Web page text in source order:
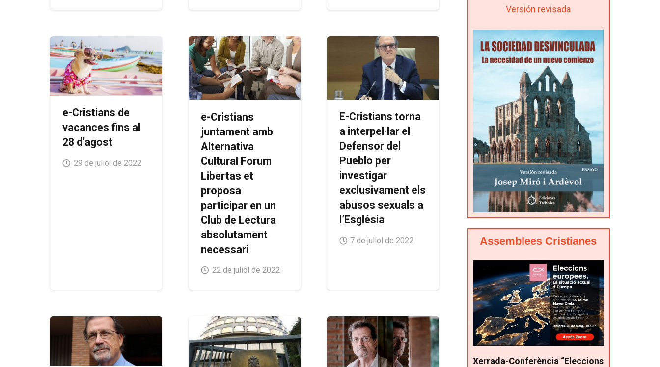
e-Cristians de
vacances fins al
28 d’agost
29 de juliol de 2022
e-Cristians
juntament amb
Alternativa
Cultural Forum
Libertas et
proposa
participar en un
Club de Lectura
absolutament
necessari
22 de juliol de 2022
E-Cristians torna
a interpel·lar el
Defensor del
Pueblo per
investigar
exclusivament els
abusos sexuals a
l’Església
7 de juliol de 2022
Versión revisada
Assemblees Cristianes
Xerrada-Conferència “Eleccions